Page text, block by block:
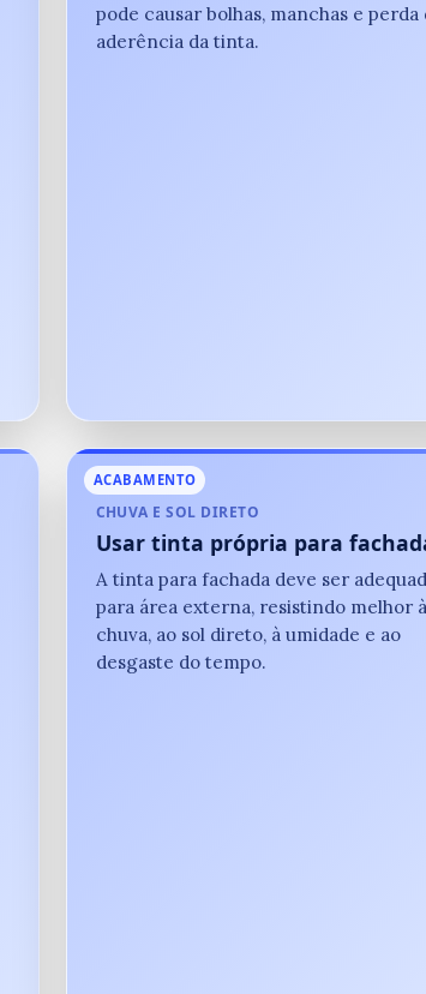
pode causar bolhas, manchas e perda
aderência da tinta.
ACABAMENTO
CHUVA E SOL DIRETO
Usar tinta própria para
A tinta para fachada deve ser
para área externa, resistindo melhor à
chuva, ao sol direto, à umidade e ao
desgaste do tempo.